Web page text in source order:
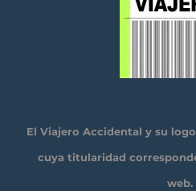
El Viajero Accidental y su
cuya titularidad
web.